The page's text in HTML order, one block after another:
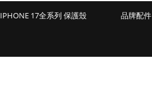
IPHONE 17全系列 保護殼 品牌配件